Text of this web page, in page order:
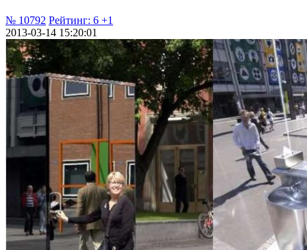
№ 10792 Рейтинг: 6 +1
2013-03-14 15:20:01